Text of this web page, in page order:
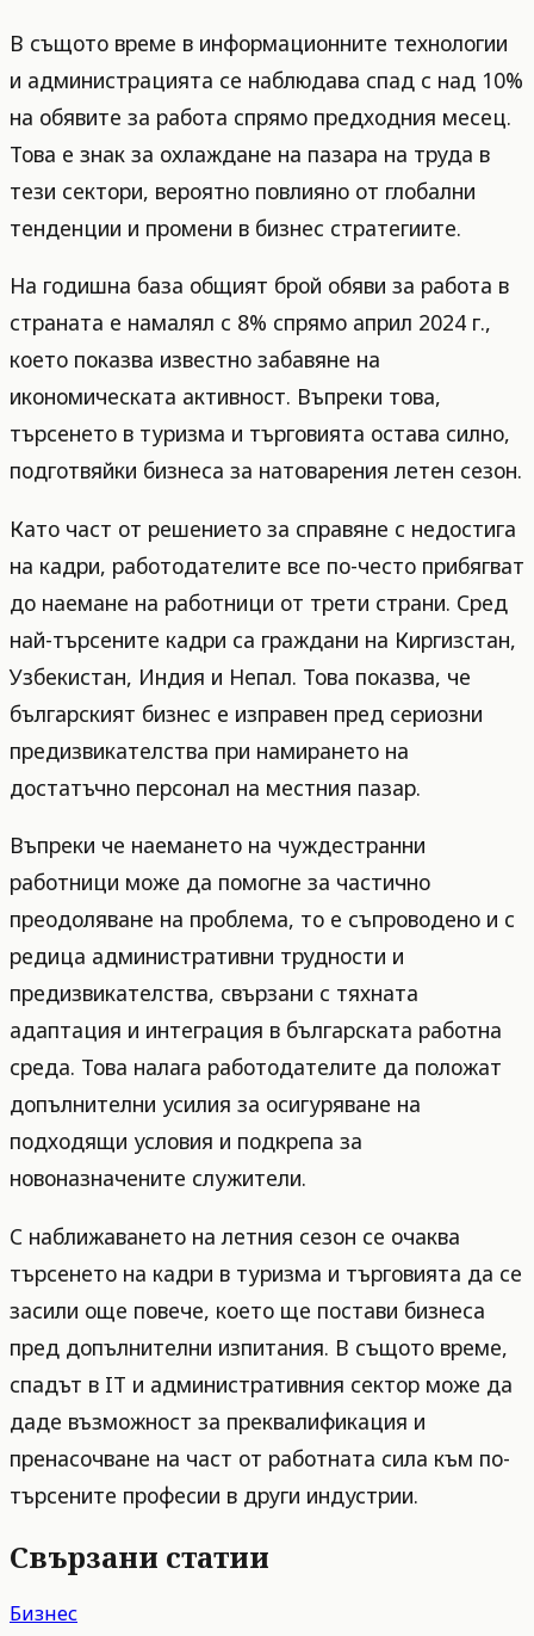
В същото време в информационните технологии
и администрацията се наблюдава спад с над 10%
на обявите за работа спрямо предходния месец.
Това е знак за охлаждане на пазара на труда в
тези сектори, вероятно повлияно от глобални
тенденции и промени в бизнес стратегиите.
На годишна база общият брой обяви за работа в
страната е намалял с 8% спрямо април 2024 г.,
което показва известно забавяне на
икономическата активност. Въпреки това,
търсенето в туризма и търговията остава силно,
подготвяйки бизнеса за натоварения летен сезон.
Като част от решението за справяне с недостига
на кадри, работодателите все по-често прибягват
до наемане на работници от трети страни. Сред
най-търсените кадри са граждани на Киргизстан,
Узбекистан, Индия и Непал. Това показва, че
българският бизнес е изправен пред сериозни
предизвикателства при намирането на
достатъчно персонал на местния пазар.
Въпреки че наемането на чуждестранни
работници може да помогне за частично
преодоляване на проблема, то е съпроводено и с
редица административни трудности и
предизвикателства, свързани с тяхната
адаптация и интеграция в българската работна
среда. Това налага работодателите да положат
допълнителни усилия за осигуряване на
подходящи условия и подкрепа за
новоназначените служители.
С наближаването на летния сезон се очаква
търсенето на кадри в туризма и търговията да се
засили още повече, което ще постави бизнеса
пред допълнителни изпитания. В същото време,
спадът в IT и административния сектор може да
даде възможност за преквалификация и
пренасочване на част от работната сила към по-
търсените професии в други индустрии.
Свързани статии
Бизнес